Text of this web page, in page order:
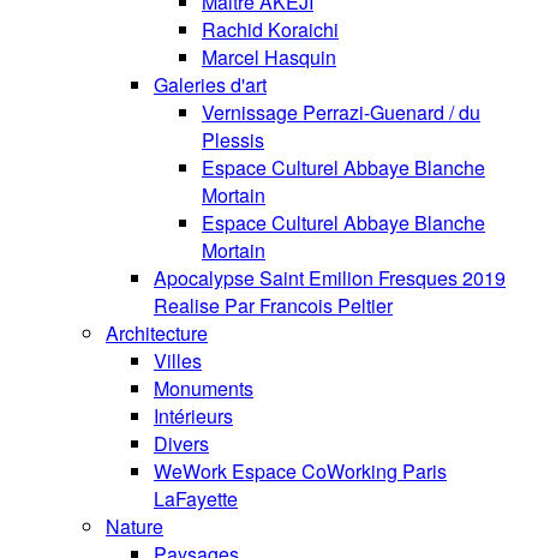
Rachid Koraichi
Marcel Hasquin
Galeries d'art
Vernissage Perrazi-Guenard / du
Plessis
Espace Culturel Abbaye Blanche
Mortain
Espace Culturel Abbaye Blanche
Mortain
Apocalypse Saint Emilion Fresques 2019
Realise Par Francois Peltier
Architecture
Villes
Monuments
Intérieurs
Divers
WeWork Espace CoWorking Paris
LaFayette
Nature